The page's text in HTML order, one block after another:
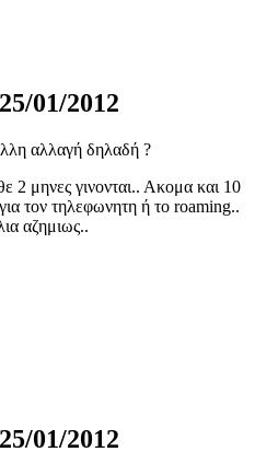
25/01/2012
αλλαγή δηλαδή ?
2 μηνες γινονται.. Ακομα και 10
τον τηλεφωνητη ή το roaming..
αζημιως..
25/01/2012